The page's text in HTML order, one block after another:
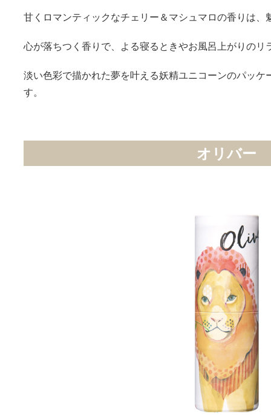
甘くロマンティックなチェリー＆マシュマロの香りは、
心が落ちつく香りで、よる寝るときやお風呂上がりのリ
淡い色彩で描かれた夢を叶える妖精ユニコーンのパッ
す。
オリバー